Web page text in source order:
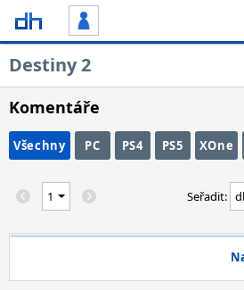
Destiny 2
Komentáře
Všechny PC PS4 PS5 XOne
Seřadit: